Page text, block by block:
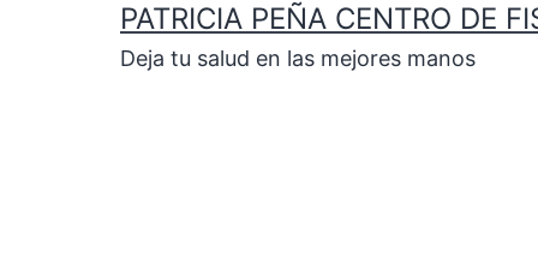
PATRICIA PEÑA CENTRO DE
Deja tu salud en las mejores manos